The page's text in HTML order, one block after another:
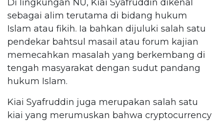
Di lingkungan NU, Kiai Syafruddin dikenal
sebagai alim terutama di bidang hukum
Islam atau fikih. Ia bahkan dijuluki salah satu
pendekar bahtsul masail atau forum kajian
memecahkan masalah yang berkembang di
tengah masyarakat dengan sudut pandang
hukum Islam.
Kiai Syafruddin juga merupakan salah satu
kiai yang merumuskan bahwa cryptocurrency